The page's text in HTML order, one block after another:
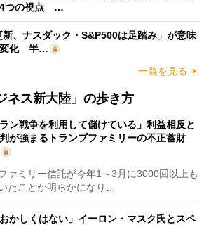
4つの視点 …
新、ナスダック・S&P500は足踏み」が意味
変化 半…
一覧を見る
ネス新大陸」の歩き方
ラン戦争を利用して儲けている」利益相反と
が強まるトランプファミリーの不正蓄財
ァミリー信託が今年1～3月に3000回以上も
たことが明らかになり…
かしくはない」イーロン・マスク氏とスペ